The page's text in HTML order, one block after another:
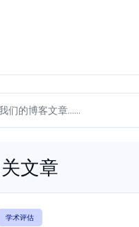
文章
学术评估